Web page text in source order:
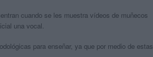
cuando se les muestra vídeos de muñecos
una vocal.
para enseñar, ya que por medio de estas